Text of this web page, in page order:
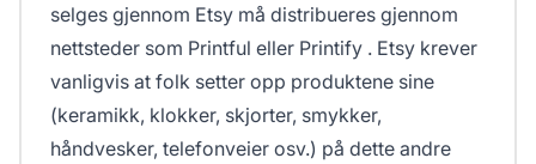
selges gjennom Etsy må distribueres gjennom
nettsteder som Printful eller Printify . Etsy krever
vanligvis at folk setter opp produktene sine
(keramikk, klokker, skjorter, smykker,
håndvesker, telefonveier osv.) på dette andre